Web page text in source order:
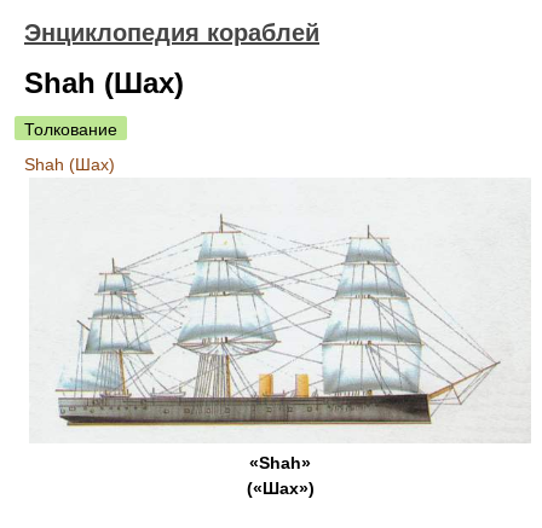
Энциклопедия кораблей
Shah (Шах)
Толкование
Shah (Шах)
«Shah»
(«Шах»)